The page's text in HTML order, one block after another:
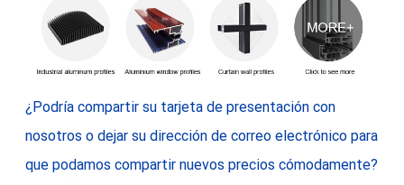
¿Podría compartir su tarjeta de presentación con
nosotros o dejar su dirección de correo electrónico para
que podamos compartir nuevos precios cómodamente?